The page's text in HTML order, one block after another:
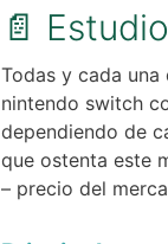
📄
Todas y cada
nintendo switch
dependiendo de
que ostenta este
– precio del